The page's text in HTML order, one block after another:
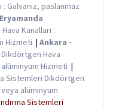
Galvaniz, paslanmaz
Kanalları :
Hizmeti | Ankara -
Hava
Hizmeti |
Sistemleri Dikdörtgen
alüminyum
Sistemleri